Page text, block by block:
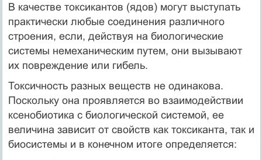
В качестве токсикантов (ядов) могут выступать
практически любые соединения различного
строения, если, действуя на биологические
системы немеханическим путем, они вызывают
их повреждение или гибель.
Токсичность разных веществ не одинакова.
Поскольку она проявляется во взаимодействии
ксенобиотика с биологической системой, ее
величина зависит от свойств как токсиканта, так и
биосистемы и в конечном итоге определяется: